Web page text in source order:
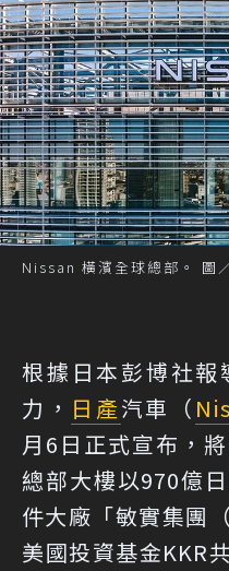
Nissan 橫濱全球總部。 圖
根據日本彭博社報
力， 日產汽車（
月6日正式宣布，
總部大樓以970億
件大廠「敏實集團
美國投資基金KKR